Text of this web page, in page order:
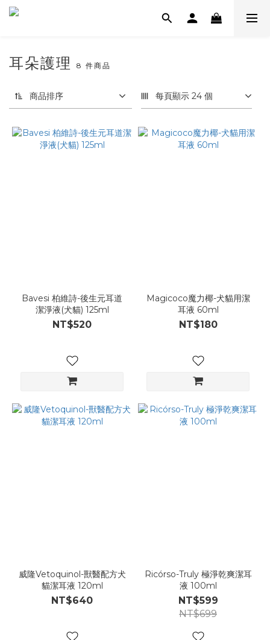
耳朵護理 8 件商品
商品排序 每頁顯示 24 個
Bavesi 柏維詩-後生元耳道
潔淨液(犬貓) 125ml
NT$520
Magicoco魔力椰-犬貓用潔
耳液 60ml
NT$180
威隆Vetoquinol-獸醫配方犬
貓潔耳液 120ml
NT$640
Ricórso-Truly 極淨乾爽潔耳
液 100ml
NT$599
NT$699